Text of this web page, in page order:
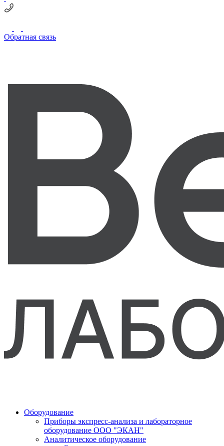
Обратная связь
Оборудование
Приборы экспресс-анализа и лабораторное
оборудование ООО "ЭКАН"
Аналитическое оборудование